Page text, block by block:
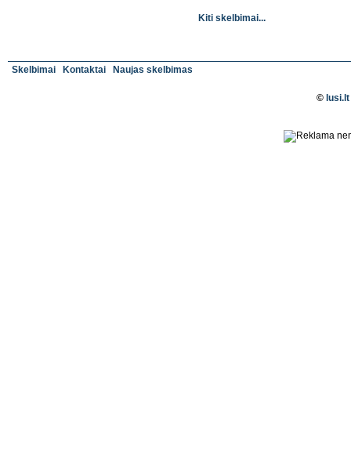
Kiti skelbimai...
Skelbimai Kontaktai Naujas skelbimas
©